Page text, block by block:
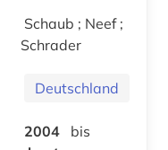
Schaub ; Neef ;
Schrader
Deutschland
2004
bis